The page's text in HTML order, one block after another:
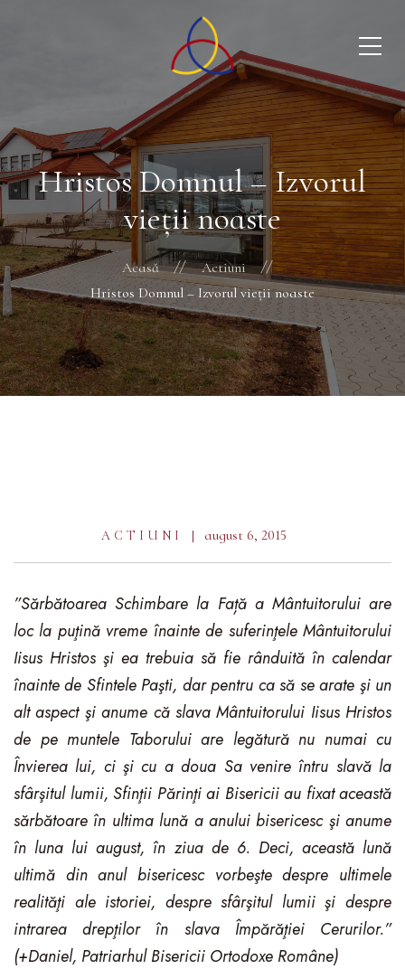
Hristos Domnul – Izvorul
vieții noaste
Acasă
Actiuni
Hristos Domnul – Izvorul vieții noaste
ACTIUNI august 6, 2015
”Sărbătoarea Schimbare la Față a Mântuitorului are
loc la puţină vreme înainte de suferinţele Mântuitorului
Iisus Hristos şi ea trebuia să fie rânduită în calendar
înainte de Sfintele Paşti, dar pentru ca să se arate şi un
alt aspect şi anume că slava Mântuitorului Iisus Hristos
de pe muntele Taborului are legătură nu numai cu
Învierea lui, ci şi cu a doua Sa venire întru slavă la
sfârşitul lumii, Sfinţii Părinţi ai Bisericii au fixat această
sărbătoare în ultima lună a anului bisericesc şi anume
în luna lui august, în ziua de 6. Deci, această lună
ultimă din anul bisericesc vorbeşte despre ultimele
realităţi ale istoriei, despre sfârşitul lumii şi despre
intrarea drepţilor în slava Împărăţiei Cerurilor.”
(+Daniel, Patriarhul Bisericii Ortodoxe Române)